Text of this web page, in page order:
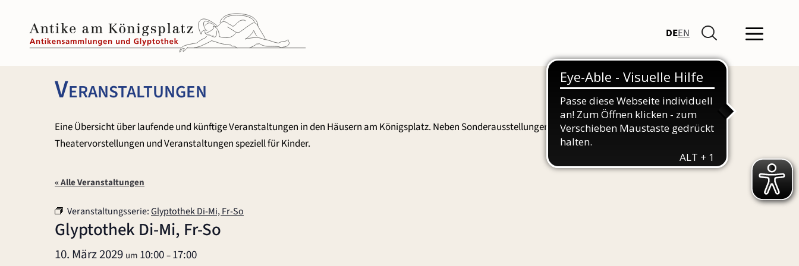
springen
DEEN
Veranstaltungen
Eine Übersicht über laufende und künftige Veranstaltungen in den Häusern am Königsplatz. Neben Sonderausstellungen und Führungen finden Sie hier auch
Theatervorstellungen und Veranstaltungen speziell für Kinder.
« Alle Veranstaltungen
Veranstaltungsserie:Glyptothek Di-Mi, Fr-So
Glyptothek Di-Mi, Fr-So
10. März 2029 um 10:00–17:00